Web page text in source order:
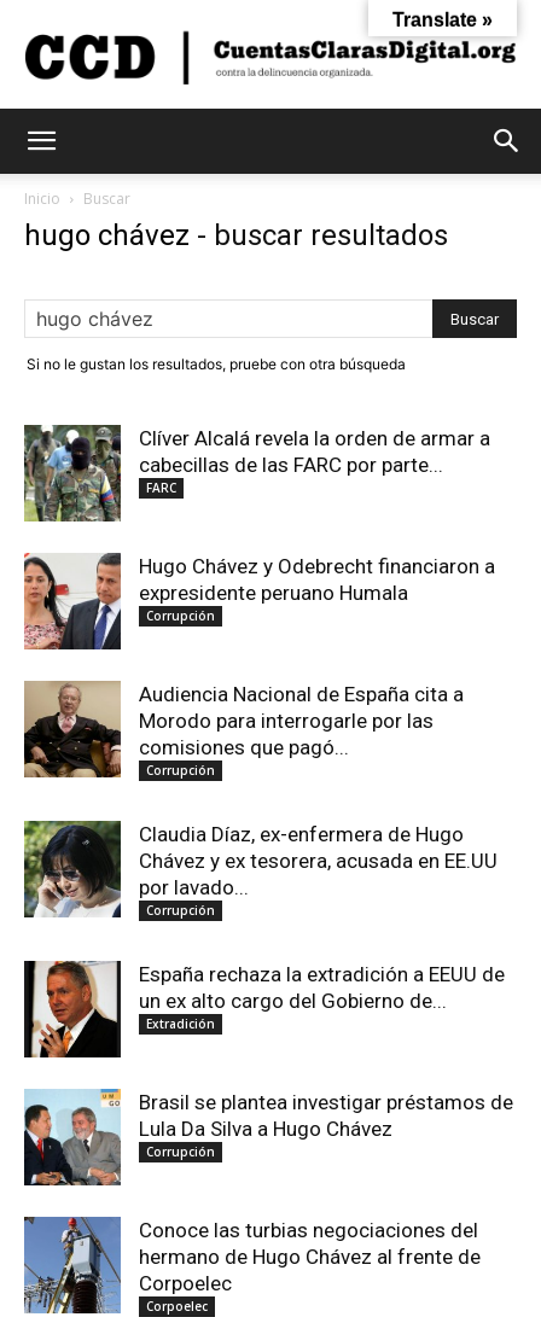
Inicio Buscar
hugo chávez - buscar resultados
Si no le gustan los resultados, pruebe con otra búsqueda
Clíver Alcalá revela la orden de armar a
cabecillas de las FARC por parte...
FARC
Hugo Chávez y Odebrecht financiaron a
expresidente peruano Humala
Corrupción
Audiencia Nacional de España cita a
Morodo para interrogarle por las
comisiones que pagó...
Corrupción
Claudia Díaz, ex-enfermera de Hugo
Chávez y ex tesorera, acusada en EE.UU
por lavado...
Corrupción
España rechaza la extradición a EEUU de
un ex alto cargo del Gobierno de...
Extradición
Brasil se plantea investigar préstamos de
Lula Da Silva a Hugo Chávez
Corrupción
Conoce las turbias negociaciones del
hermano de Hugo Chávez al frente de
Corpoelec
Corpoelec
Translate »